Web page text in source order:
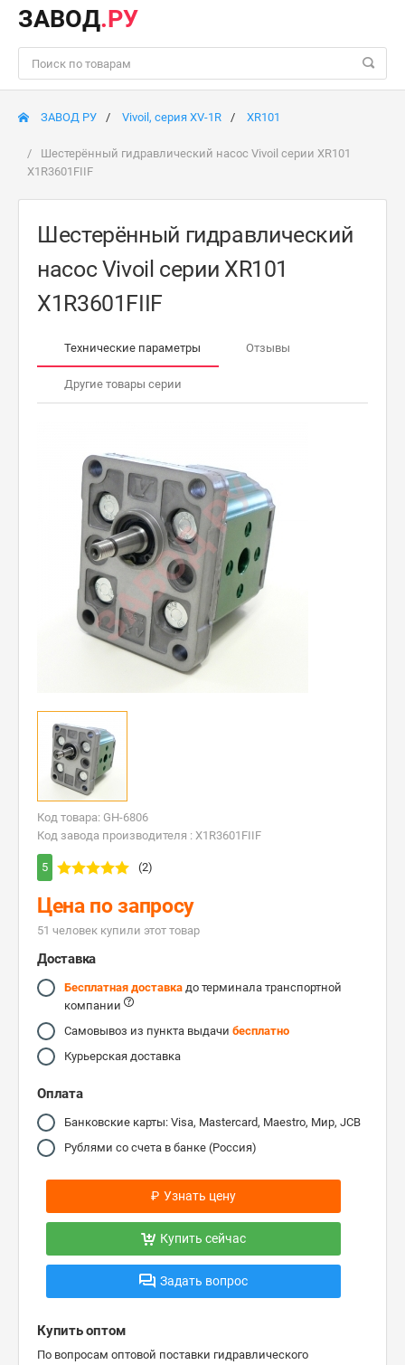
ЗАВОД.РУ
ЗАВОД РУ Vivoil, серия XV-1R XR101
Шестерённый гидравлический насос Vivoil серии XR101
X1R3601FIIF
Шестерённый гидравлический
насос Vivoil серии XR101
X1R3601FIIF
Технические параметры Отзывы
Другие товары серии
Код товара: GH-6806
Код завода производителя : X1R3601FIIF
5 (2)
Цена по запросу
51 человек купили этот товар
Доставка
Бесплатная доставка до терминала транспортной
компании
Самовывоз из пункта выдачи бесплатно
Курьерская доставка
Оплата
Банковские карты: Visa, Mastercard, Maestro, Мир, JCB
Рублями со счета в банке (Россия)
₽ Узнать цену
Купить сейчас
Задать вопрос
Купить оптом
По вопросам оптовой поставки гидравлического